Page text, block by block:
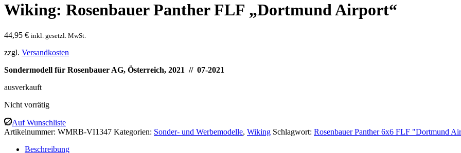
Wiking: Rosenbauer Panther FLF „Dortmund Airport“
44,95 € inkl. gesetzl. MwSt.
zzgl. Versandkosten
Sondermodell für Rosenbauer AG, Österreich, 2021 // 07-2021
ausverkauft
Nicht vorrätig
Auf Wunschliste
Artikelnummer: WMRB-VI1347 Kategorien: Sonder- und Werbemodelle, Wiking Schlagwort: Rosenbauer Panther 6x6 FLF "Dortmund
Beschreibung